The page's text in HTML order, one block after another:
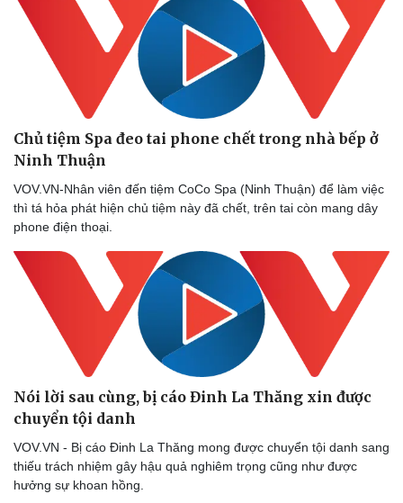
Chủ tiệm Spa đeo tai phone chết trong nhà bếp ở
Ninh Thuận
VOV.VN-Nhân viên đến tiệm CoCo Spa (Ninh Thuận) để làm việc
thì tá hỏa phát hiện chủ tiệm này đã chết, trên tai còn mang dây
phone điện thoại.
Nói lời sau cùng, bị cáo Đinh La Thăng xin được
chuyển tội danh
VOV.VN - Bị cáo Đinh La Thăng mong được chuyển tội danh sang
thiếu trách nhiệm gây hậu quả nghiêm trọng cũng như được
hưởng sự khoan hồng.